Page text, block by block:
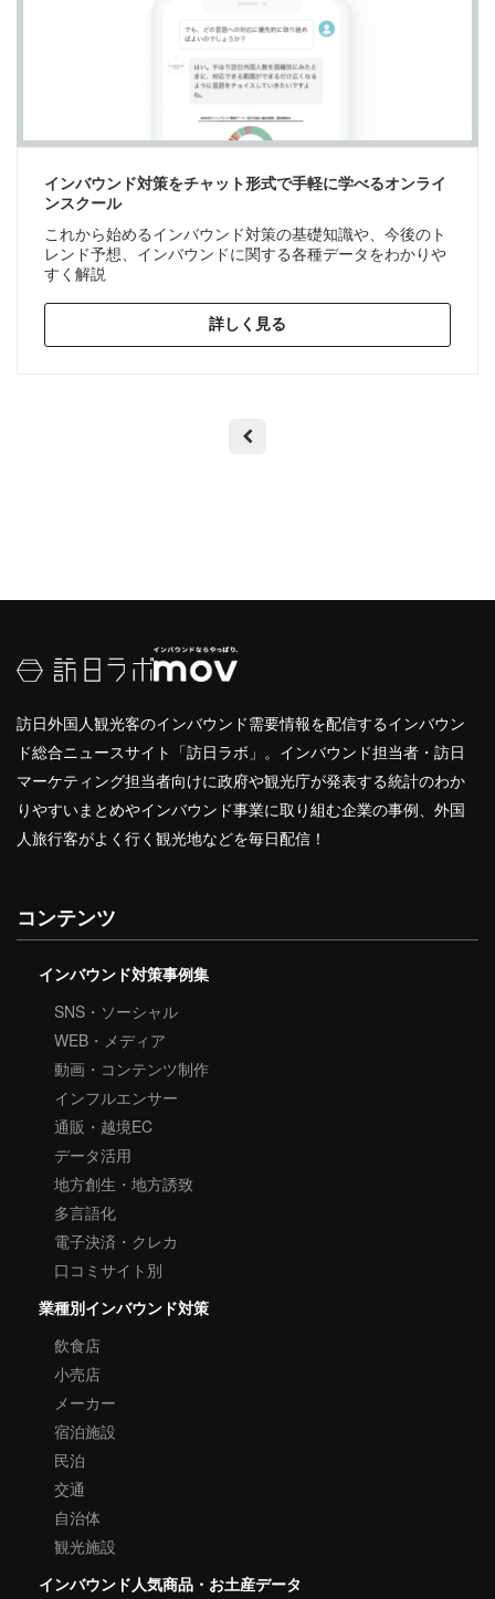
インバウンド対策をチャット形式で手軽に学べるオンライ
ンスクール
これから始めるインバウンド対策の基礎知識や、今後のト
レンド予想、インバウンドに関する各種データをわかりや
すく解説
詳しく見る
訪日外国人観光客のインバウンド需要情報を配信するインバウン
ド総合ニュースサイト「訪日ラボ」。インバウンド担当者・訪日
マーケティング担当者向けに政府や観光庁が発表する統計のわか
りやすいまとめやインバウンド事業に取り組む企業の事例、外国
人旅行客がよく行く観光地などを毎日配信！
コンテンツ
インバウンド対策事例集
SNS・ソーシャル
WEB・メディア
動画・コンテンツ制作
インフルエンサー
通販・越境EC
データ活用
地方創生・地方誘致
多言語化
電子決済・クレカ
口コミサイト別
業種別インバウンド対策
飲食店
小売店
メーカー
宿泊施設
民泊
交通
自治体
観光施設
インバウンド人気商品・お土産データ